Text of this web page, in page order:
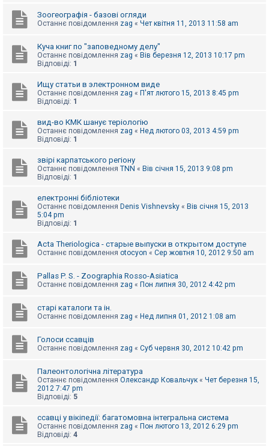
й
А
т
м
ш
о
а
Зоогеографія - базові огляди
Останнє повідомлення zag « Чет квітня 11, 2013 11:58 am
Куча книг по "заповедному делу"
Останнє повідомлення zag « Вів березня 12, 2013 10:17 pm
Відповіді: 1
Ищу статьи в электронном виде
Останнє повідомлення zag « П'ят лютого 15, 2013 8:45 pm
Відповіді: 1
вид-во КМК шанує теріологію
Останнє повідомлення zag « Нед лютого 03, 2013 4:59 pm
Відповіді: 1
звірі карпатського регіону
Останнє повідомлення TNN « Вів січня 15, 2013 9:08 pm
Відповіді: 1
електронні бібліотеки
Останнє повідомлення Denis Vishnevsky « Вів січня 15, 2013
5:04 pm
Відповіді: 1
Acta Theriologica - старые выпуски в открытом доступе
Останнє повідомлення otocyon « Сер жовтня 10, 2012 9:50 am
Pallas P. S. - Zoographia Rosso-Asiatica
Останнє повідомлення zag « Пон липня 30, 2012 4:42 pm
старі каталоги та ін.
Останнє повідомлення zag « Нед липня 01, 2012 1:08 am
Голоси ссавців
Останнє повідомлення zag « Суб червня 30, 2012 10:42 pm
Палеонтологічна література
Останнє повідомлення Олександр Ковальчук « Чет березня 15,
2012 7:47 pm
Відповіді: 5
ссавці у вікіпедії: багатомовна інтегральна система
Останнє повідомлення zag « Пон лютого 13, 2012 6:29 pm
Відповіді: 4